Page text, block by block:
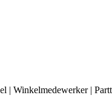
| Winkelmedewerker |